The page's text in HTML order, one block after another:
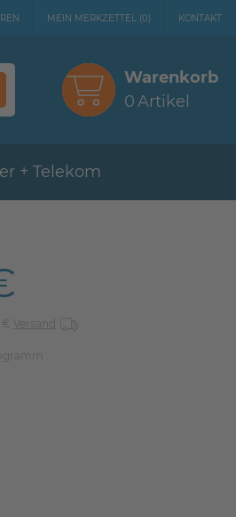
MEIN MERKZETTEL (0) KONTAKT
Warenkorb
0Artikel
+ Telekom
Versand